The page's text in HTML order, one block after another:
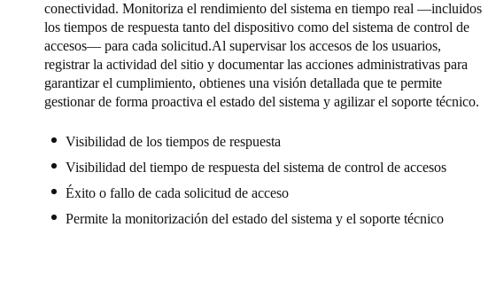
conectividad. Monitoriza el rendimiento del sistema en tiempo real —incluidos
los tiempos de respuesta tanto del dispositivo como del sistema de control de
accesos— para cada solicitud.Al supervisar los accesos de los usuarios,
registrar la actividad del sitio y documentar las acciones administrativas para
garantizar el cumplimiento, obtienes una visión detallada que te permite
gestionar de forma proactiva el estado del sistema y agilizar el soporte técnico.
Visibilidad de los tiempos de respuesta
Visibilidad del tiempo de respuesta del sistema de control de accesos
Éxito o fallo de cada solicitud de acceso
Permite la monitorización del estado del sistema y el soporte técnico